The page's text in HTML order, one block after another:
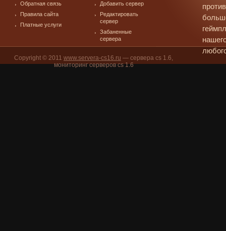
Обратная связь
Правила сайта
Платные услуги
Добавить сервер
Редактировать
сервер
Забаненные
сервера
Copyright © 2011 www.servera-cs16.ru — сервера cs 1.6,
мониторинг серверов cs 1.6